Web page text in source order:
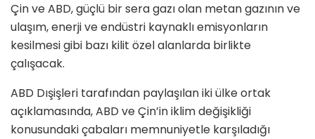
Çin ve ABD, güçlü bir sera gazı olan metan gazının ve
ulaşım, enerji ve endüstri kaynaklı emisyonların
kesilmesi gibi bazı kilit özel alanlarda birlikte
çalışacak.
ABD Dışişleri tarafından paylaşılan iki ülke ortak
açıklamasında, ABD ve Çin’in iklim değişikliği
konusundaki çabaları memnuniyetle karşıladığı